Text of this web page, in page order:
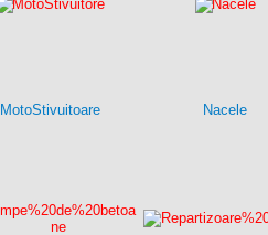
MotoStivuitoare Nacele